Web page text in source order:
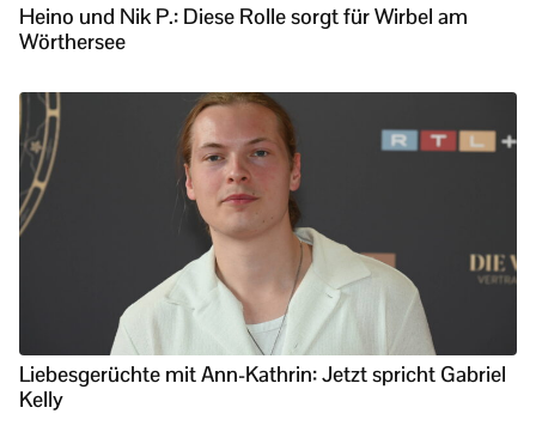
Heino und Nik P.: Diese Rolle sorgt für Wirbel am
Wörthersee
Liebesgerüchte mit Ann-Kathrin: Jetzt spricht Gabriel
Kelly